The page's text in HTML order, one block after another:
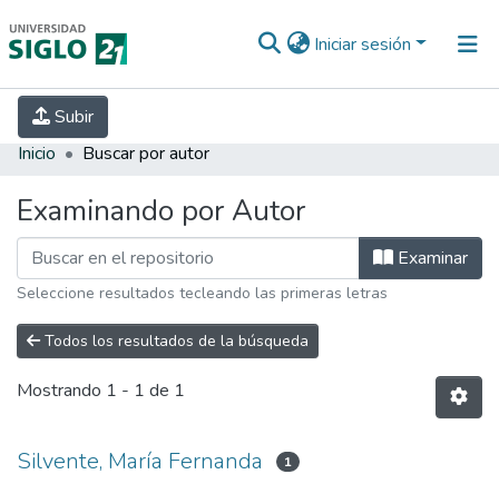
Iniciar sesión
Subir
INICIO EBOOK21
INVESTIGACIÓN
Inicio Buscar por autor
Examinando por Autor
Examinar
Seleccione resultados tecleando las primeras letras
Todos los resultados de la búsqueda
Mostrando 1 - 1 de 1
Silvente, María Fernanda 1